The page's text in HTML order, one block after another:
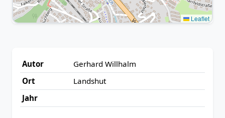
Leaflet
Autor
Gerhard Willhalm
Ort
Landshut
Jahr